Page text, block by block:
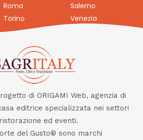
Roma
Salerno
Torino Venezia
di ORIGAMI Web, agenzia di
editrice specializzata nei settori
ed eventi.
del Gusto® sono marchi